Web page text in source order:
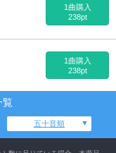
1曲購入
238pt
1曲購入
238pt
覧
五十音順